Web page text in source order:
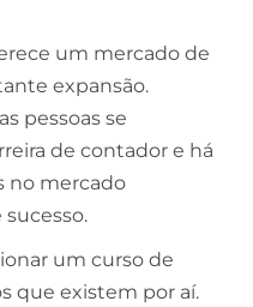
um mercado de
expansão.
pessoas se
de contador e há
no mercado
um curso de
que existem por aí.